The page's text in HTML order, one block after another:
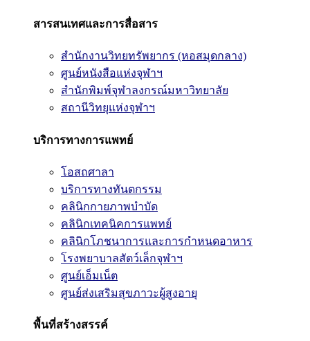
สารสนเทศและการสื่อสาร
สำนักงานวิทยทรัพยากร (หอสมุดกลาง)
ศูนย์หนังสือแห่งจุฬาฯ
สำนักพิมพ์จุฬาลงกรณ์มหาวิทยาลัย
สถานีวิทยุแห่งจุฬาฯ
บริการทางการแพทย์
โอสถศาลา
บริการทางทันตกรรม
คลินิกกายภาพบำบัด
คลินิกเทคนิคการแพทย์
คลินิกโภชนาการและการกำหนดอาหาร
โรงพยาบาลสัตว์เล็กจุฬาฯ
ศูนย์เอ็มเน็ต
ศูนย์ส่งเสริมสุขภาวะผู้สูงอายุ
พื้นที่สร้างสรรค์